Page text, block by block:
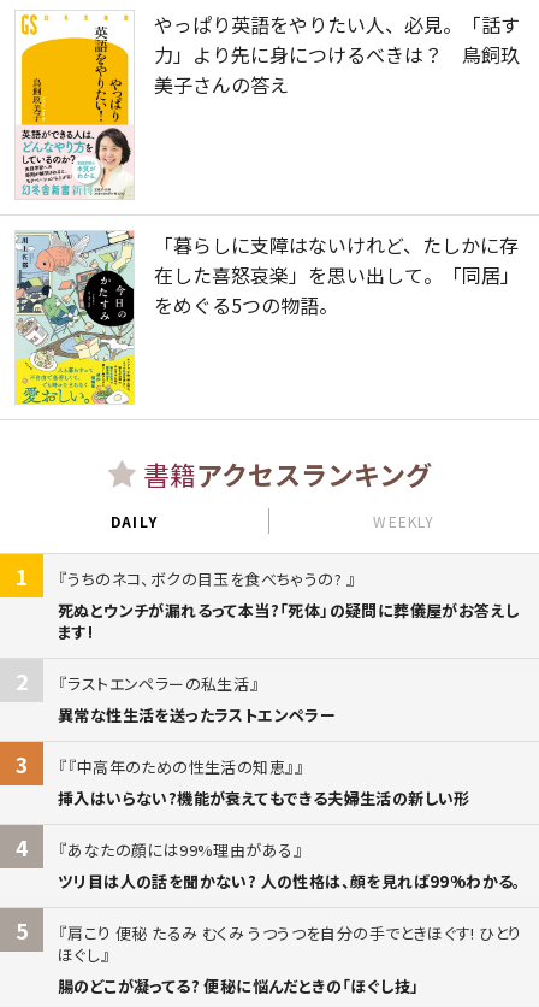
やっぱり英語をやりたい人、必見。「話す
力」より先に身につけるべきは？ 鳥飼玖
美子さんの答え
「暮らしに支障はないけれど、たしかに存
在した喜怒哀楽」を思い出して。「同居」
をめぐる5つの物語。
書籍アクセスランキング
DAILY WEEKLY
1
うちのネコ、ボクの目玉を食べちゃうの?
死ぬとウンチが漏れるって本当?「死体」の疑問に葬儀屋がお答えし
ます!
2
ラストエンペラーの私生活
異常な性生活を送ったラストエンペラー
3
『中高年のための性生活の知恵』
挿入はいらない?機能が衰えてもできる夫婦生活の新しい形
4
あなたの顔には99%理由がある
ツリ目は人の話を聞かない? 人の性格は、顔を見れば99%わかる。
5
肩こり 便秘 たるみ むくみ うつうつを自分の手でときほぐす! ひとり
ほぐし
腸のどこが凝ってる? 便秘に悩んだときの「ほぐし技」